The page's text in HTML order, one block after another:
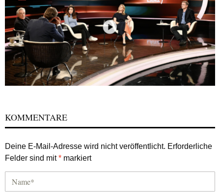
KOMMENTARE
Deine E-Mail-Adresse wird nicht veröffentlicht. Erforderliche
Felder sind mit* markiert